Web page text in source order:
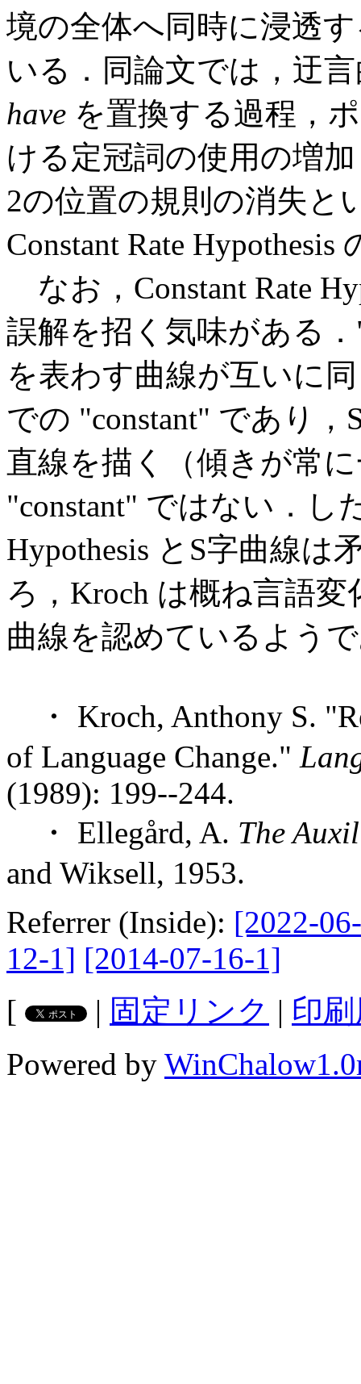
境の全体へ同時に浸透
いる．同論文では，迂
have を置換する過程，
ける定冠詞の使用の増
2の位置の規則の消失と
Constant Rate
なお，Constant Rate
誤解を招く気味がある
を表わす曲線が互いに
での "constant" であり
直線を描く（傾きが常
"constant" ではない．し
Hypothesis とS字曲線は
ろ，Kroch は概ね言語
曲線を認めているよう
・ Kroch, Anthony S.
of Language Change."
(1989): 199--244.
・ Ellegård, A. The
and Wiksell, 1953.
Referrer (Inside): [2022-
12-1] [2014-07-16-1]
[
| 固定リンク | 印
Powered by